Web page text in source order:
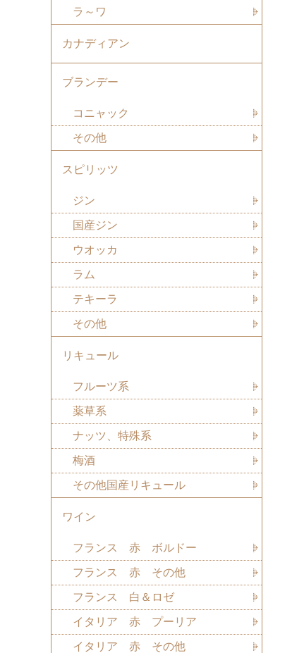
ラ～ワ
カナディアン
ブランデー
コニャック
その他
スピリッツ
ジン
国産ジン
ウオッカ
ラム
テキーラ
その他
リキュール
フルーツ系
薬草系
ナッツ、特殊系
梅酒
その他国産リキュール
ワイン
フランス 赤 ボルドー
フランス 赤 その他
フランス 白＆ロゼ
イタリア 赤 プーリア
イタリア 赤 その他